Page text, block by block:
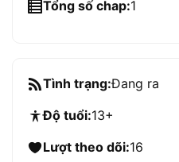
Tổng số chap:1
Tình trạng:Đang ra
Độ tuổi:13+
Lượt theo dõi:16